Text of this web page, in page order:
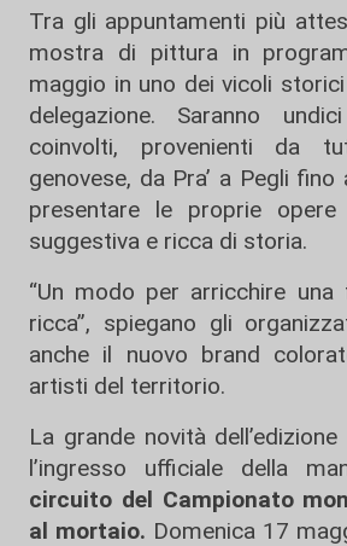
Tra gli appuntamenti più
mostra di pittura in
maggio in uno dei vicoli
delegazione. Saranno
coinvolti, provenienti da
genovese, da Pra’ a Pegli
presentare le proprie
suggestiva e ricca di storia.
“Un modo per arricchire
ricca”, spiegano gli
anche il nuovo brand
artisti del territorio.
La grande novità
l’ingresso ufficiale della
circuito del Campionato
al mortaio. Domenica 17